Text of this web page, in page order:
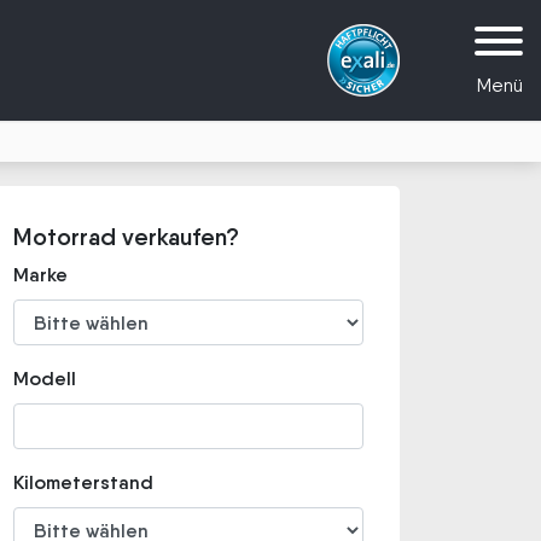
Menü
Motorrad verkaufen?
Marke
Modell
Kilometerstand